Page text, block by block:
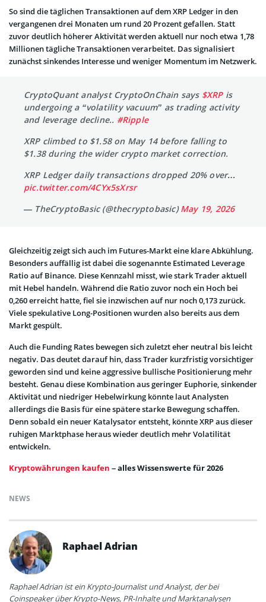
So sind die täglichen Transaktionen auf dem XRP Ledger in den
vergangenen drei Monaten um rund 20 Prozent gefallen. Statt
zuvor deutlich höherer Aktivität werden aktuell nur noch etwa 1,78
Millionen tägliche Transaktionen verarbeitet. Das signalisiert
zunächst sinkendes Interesse und weniger Momentum im Netzwerk.
CryptoQuant analyst CryptoOnChain says $XRPis
undergoing a “volatility vacuum” as trading activity
and leverage decline.. #Ripple
XRP climbed to $1.58 on May 14 before falling to
$1.38 during the wider crypto market correction.
XRP Ledger daily transactions dropped 20% over…
pic.twitter.com/4CYx5sXrsr
— TheCryptoBasic (@thecryptobasic)May 19, 2026
Gleichzeitig zeigt sich auch im Futures-Markt eine klare Abkühlung.
Besonders auffällig ist dabei die sogenannte Estimated Leverage
Ratio auf Binance. Diese Kennzahl misst, wie stark Trader aktuell
mit Hebel handeln. Während die Ratio zuvor noch ein Hoch bei
0,260 erreicht hatte, fiel sie inzwischen auf nur noch 0,173 zurück.
Viele spekulative Long-Positionen wurden also bereits aus dem
Markt gespült.
Auch die Funding Rates bewegen sich zuletzt eher neutral bis leicht
negativ. Das deutet darauf hin, dass Trader kurzfristig vorsichtiger
geworden sind und keine aggressive bullische Positionierung mehr
besteht. Genau diese Kombination aus geringer Euphorie, sinkender
Aktivität und niedriger Hebelwirkung könnte laut Analysten
allerdings die Basis für eine spätere starke Bewegung schaffen.
Denn sobald ein neuer Katalysator entsteht, könnte XRP aus dieser
ruhigen Marktphase heraus wieder deutlich mehr Volatilität
entwickeln.
Kryptowährungen kaufen – alles Wissenswerte für 2026
NEWS
Raphael Adrian
Raphael Adrian ist ein Krypto-Journalist und Analyst, der bei
Coinspeaker über Krypto-News, PR-Inhalte und Marktanalysen